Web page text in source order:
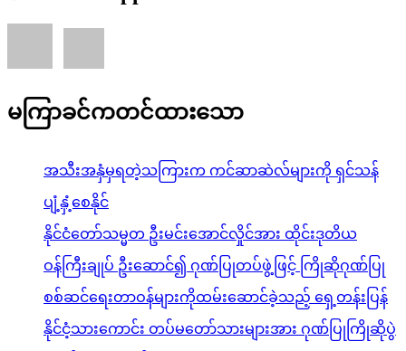
မကြာခင်ကတင်ထားသော
အသီးအနှံမှရတဲ့သကြားက ကင်ဆာဆဲလ်များကို ရှင်သန်
ပျံ့နှံ့စေနိုင်
နိုင်ငံတော်သမ္မတ ဦးမင်းအောင်လှိုင်အား ထိုင်းဒုတိယ
ဝန်ကြီးချုပ် ဦးဆောင်၍ ဂုဏ်ပြုတပ်ဖွဲ့ဖြင့် ကြိုဆိုဂုဏ်ပြု
စစ်ဆင်ရေးတာဝန်များကိုထမ်းဆောင်ခဲ့သည့် ရှေ့တန်းပြန်
နိုင်ငံ့သားကောင်း တပ်မတော်သားများအား ဂုဏ်ပြုကြိုဆိုပွဲ